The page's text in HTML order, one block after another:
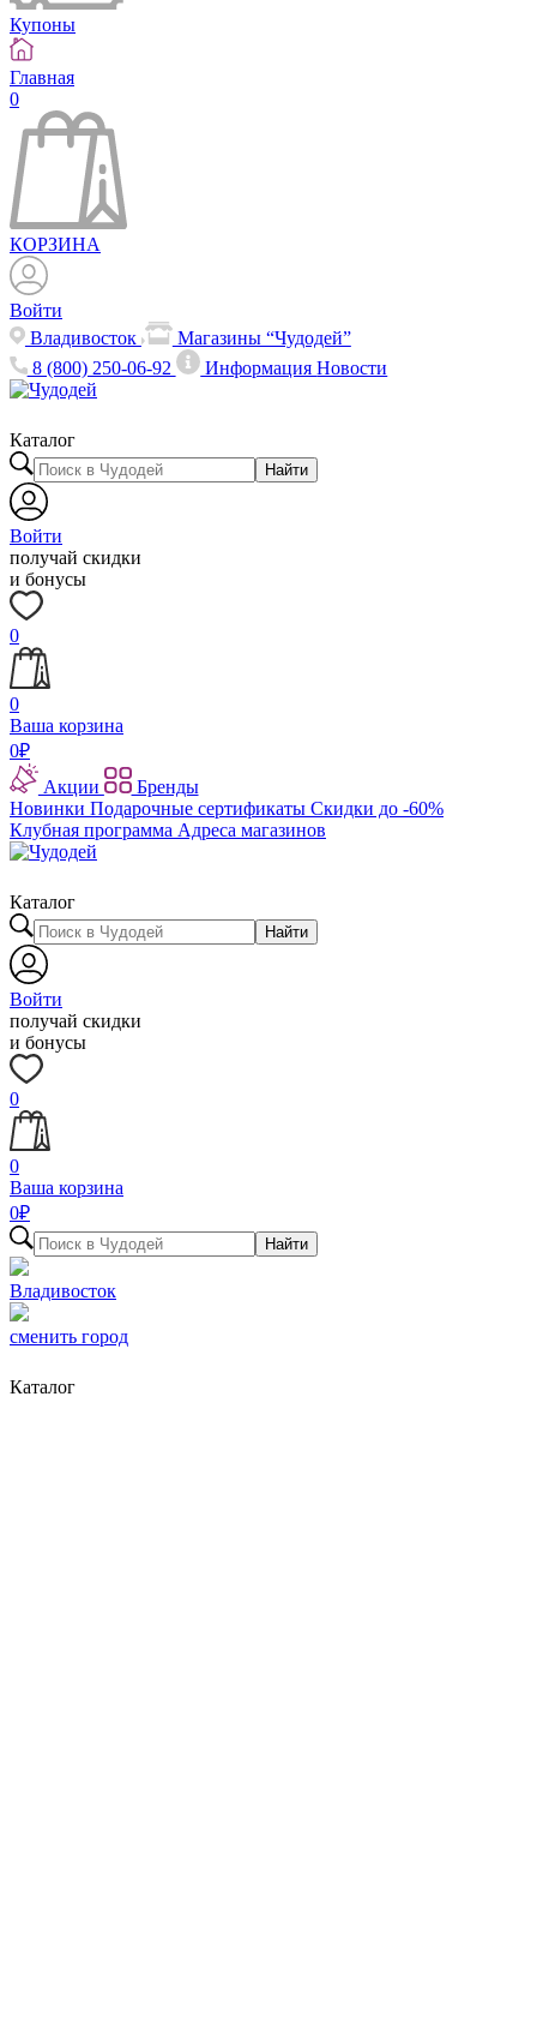
Купоны
Главная
0
КОРЗИНА
Войти
Владивосток
Магазины “Чудодей”
8 (800) 250-06-92
ИнформацияНовости
Каталог
Найти
Войти
получай скидки
и бонусы
0
0
Ваша корзина
0₽
Акции
Бренды
Новинки Подарочные сертификаты Скидки до -60%
Клубная программа Адреса магазинов
Каталог
Найти
Войти
получай скидки
и бонусы
0
0
Ваша корзина
0₽
Найти
Владивосток
сменить город
Каталог